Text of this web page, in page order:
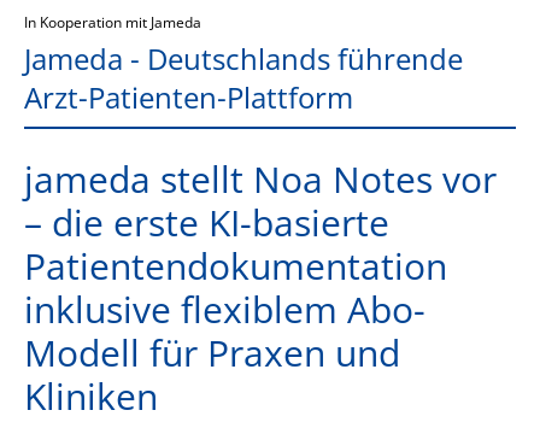
In Kooperation mit Jameda
Jameda - Deutschlands führende
Arzt-Patienten-Plattform
jameda stellt Noa Notes vor
– die erste KI-basierte
Patientendokumentation
inklusive flexiblem Abo-
Modell für Praxen und
Kliniken